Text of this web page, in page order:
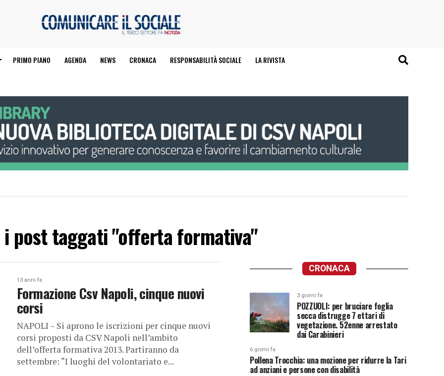
PRIMO PIANO AGENDA NEWS CRONACA RESPONSABILITÀ SOCIALE LA RIVISTA
post taggati "offerta formativa"
13 anni fa
Formazione Csv Napoli, cinque nuovi
corsi
NAPOLI – Si aprono le iscrizioni per cinque nuovi
corsi proposti da CSV Napoli nell’ambito
dell’offerta formativa 2013. Partiranno da
settembre: “I luoghi del volontariato e...
CRONACA
3 giorni fa
POZZUOLI: per bruciare foglia
secca distrugge 7 ettari di
vegetazione. 52enne arrestato
dai Carabinieri
6 giorni fa
Pollena Trocchia: una mozione per ridurre la Tari
ad anziani e persone con disabilità